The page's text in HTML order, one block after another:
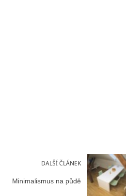
DALŠÍ ČLÁNEK
Minimalismus na půdě